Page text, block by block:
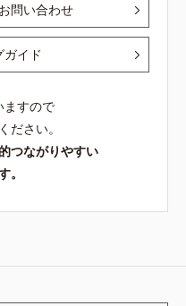
問い合わせ
ガイド
ますので
ださい。
つながりやすい
。